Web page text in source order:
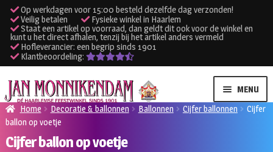
Op werkdagen voor 15:00 besteld dezelfde dag verzonden!
Veilig betalen
Fysieke winkel in Haarlem
Staat een artikel op voorraad, dan geldt dit ook voor de winkel en
kunt u het direct afhalen, tenzij bij het artikel anders vermeld
Hofleverancier: een begrip sinds 1901
Klantbeoordeling:
Ga
door
naar
navigatie
Ga
naar
de
inhoud
MENU
Verhuur kleding
Home Decoratie & ballonnen Ballonnen Cijfer ballonnen
Cijfer
ballon op voetje
Cijfer ballon op voetje